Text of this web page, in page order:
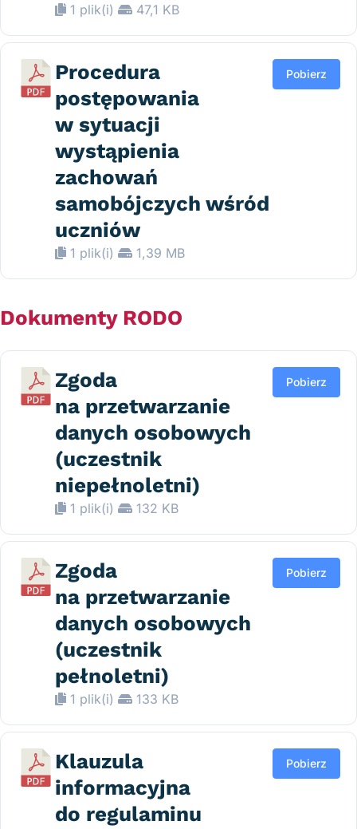
1 plik(i) 47,1 KB
Procedura
postępowania
w sytuacji
wystąpienia
zachowań
samobójczych wśród
uczniów
1 plik(i) 1,39 MB
Pobierz
Dokumenty RODO
Zgoda
na przetwarzanie
danych osobowych
(uczestnik
niepełnoletni)
1 plik(i) 132 KB
Pobierz
Zgoda
na przetwarzanie
danych osobowych
(uczestnik
pełnoletni)
1 plik(i) 133 KB
Pobierz
Klauzula
informacyjna
do regulaminu
Pobierz